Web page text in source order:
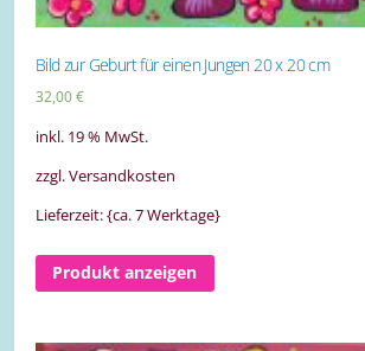
Bild zur Geburt für einen Jungen 20 x 20 cm
32,00€
inkl. 19 % MwSt.
zzgl. Versandkosten
Lieferzeit: {ca. 7 Werktage}
Produkt anzeigen